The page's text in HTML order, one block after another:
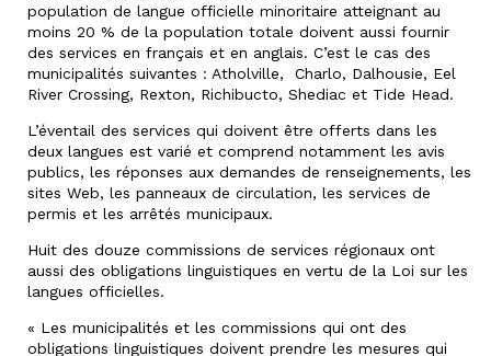
population de langue officielle minoritaire atteignant au
moins 20 % de la population totale doivent aussi fournir
des services en français et en anglais. C’est le cas des
municipalités suivantes : Atholville, Charlo, Dalhousie, Eel
River Crossing, Rexton, Richibucto, Shediac et Tide Head.
L’éventail des services qui doivent être offerts dans les
deux langues est varié et comprend notamment les avis
publics, les réponses aux demandes de renseignements, les
sites Web, les panneaux de circulation, les services de
permis et les arrêtés municipaux.
Huit des douze commissions de services régionaux ont
aussi des obligations linguistiques en vertu de la Loi sur les
langues officielles.
« Les municipalités et les commissions qui ont des
obligations linguistiques doivent prendre les mesures qui